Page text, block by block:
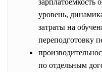
зарплатоемкость
уровень,
затраты на
переподготовку
по отдельным